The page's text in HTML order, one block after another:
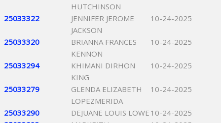
HUTCHINSON
25033322
JENNIFER JEROME
JACKSON
10-24-2025
25033320
BRIANNA FRANCES
KENNON
10-24-2025
25033294
KHIMANI DIRHON
KING
10-24-2025
25033279
GLENDA ELIZABETH
LOPEZMERIDA
10-24-2025
25033290 DEJUANE LOUIS LOWE 10-24-2025